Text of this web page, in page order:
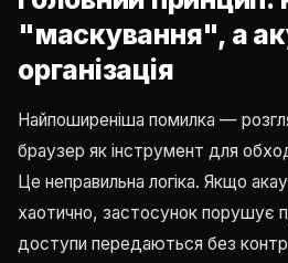
"маскування", а
організація
Найпоширеніша помилка —
браузер як інструмент для
Це неправильна логіка. Якщо
хаотично, застосунок порушує
доступи передаються без